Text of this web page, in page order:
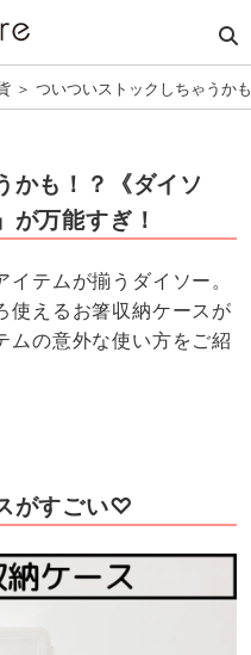
＞ ついついストックしちゃうか
かも！？《ダイソ
が万能すぎ！
テムが揃うダイソー。
使えるお箸収納ケースが
の意外な使い方をご紹
がすごい♡